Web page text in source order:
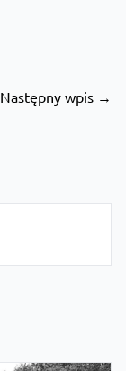
Następny wpis →